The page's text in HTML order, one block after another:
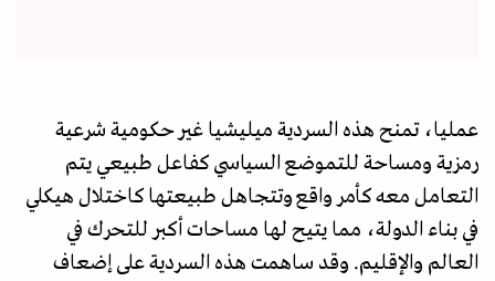
عمليا، تمنح هذه السردية ميليشيا غير حكومية شرعية
رمزية ومساحة للتموضع السياسي كفاعل طبيعي يتم
التعامل معه كأمر واقع وتتجاهل طبيعتها كاختلال هيكلي
في بناء الدولة، مما يتيح لها مساحات أكبر للتحرك في
العالم والإقليم. وقد ساهمت هذه السردية على إضعاف